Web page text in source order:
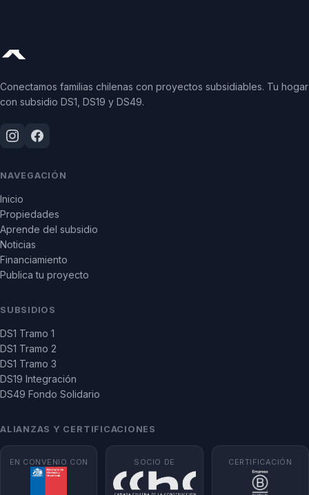
Conectamos familias chilenas con proyectos subsidiables. Tu hogar
con subsidio DS1, DS19 y DS49.
NAVEGACIÓN
Inicio
Propiedades
Aprende del subsidio
Noticias
Financiamiento
Publica tu proyecto
SUBSIDIOS
DS1 Tramo 1
DS1 Tramo 2
DS1 Tramo 3
DS19 Integración
DS49 Fondo Solidario
ALIANZAS Y CERTIFICACIONES
EN CONVENIO CON SOCIO DE CERTIFICACIÓN